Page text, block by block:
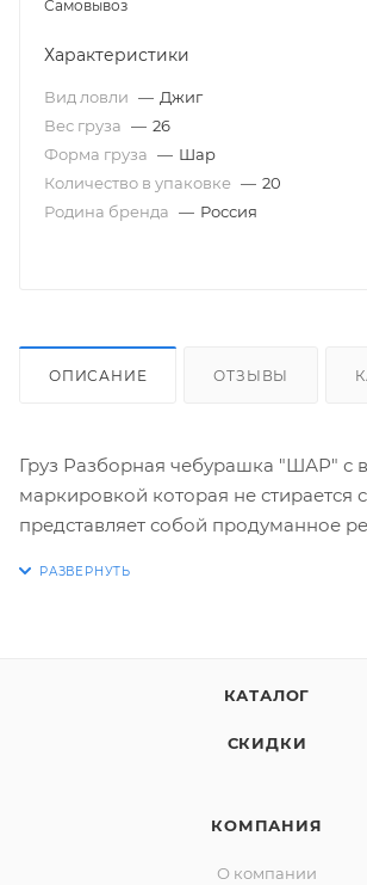
Самовывоз
Характеристики
Вид ловли — Джиг
Вес груза — 26
Форма груза — Шар
Количество в упаковке — 20
Родина бренда — Россия
ОПИСАНИЕ ОТЗЫВЫ
Груз Разборная чебурашка "ШАР" с
маркировкой которая не стирается
представляет собой продуманное
грузила, адаптируясь к
Вдавленная маркировка веса на
КАТАЛОГ
СКИДКИ
КОМПАНИЯ
О компании